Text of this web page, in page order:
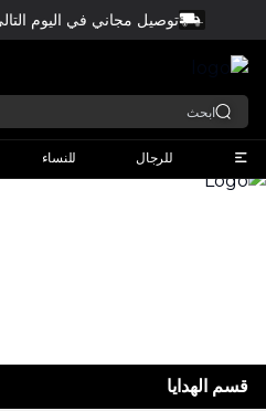
FREEتوصيل مجاني في اليوم التالي
للرجال للنساء
قسم الهدايا